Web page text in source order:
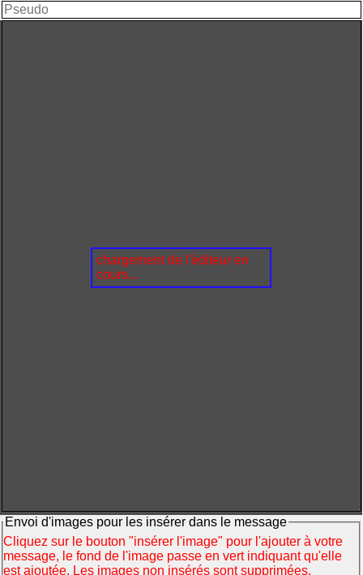
chargement de l'éditeur en
cours...
Envoi d'images pour les insérer dans le message
Cliquez sur le bouton "insérer l'image" pour l'ajouter à votre
message, le fond de l'image passe en vert indiquant qu'elle
est ajoutée. Les images non insérés sont supprimées.